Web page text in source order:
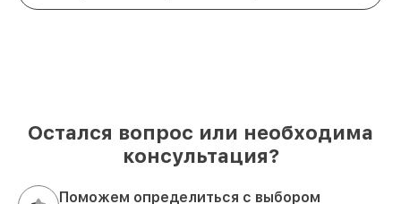
Остался вопрос или необходима
консультация?
Поможем определиться с выбором